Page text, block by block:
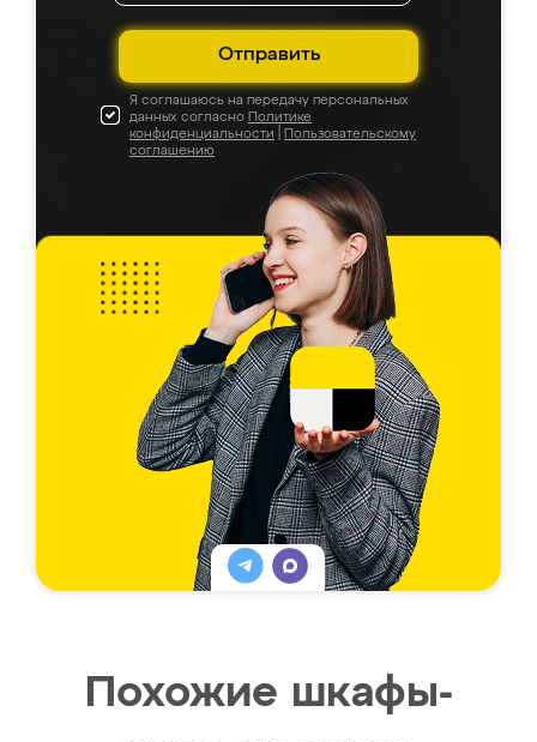
Отправить
Я соглашаюсь на передачу персональных
данных согласно Политике
конфиденциальности
Пользовательскому
соглашению
Похожие шкафы-